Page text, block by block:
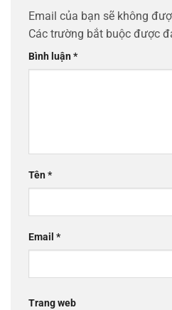
Email của bạn sẽ không
Các trường bắt buộc được
Bình luận*
Tên*
Email *
Trang web